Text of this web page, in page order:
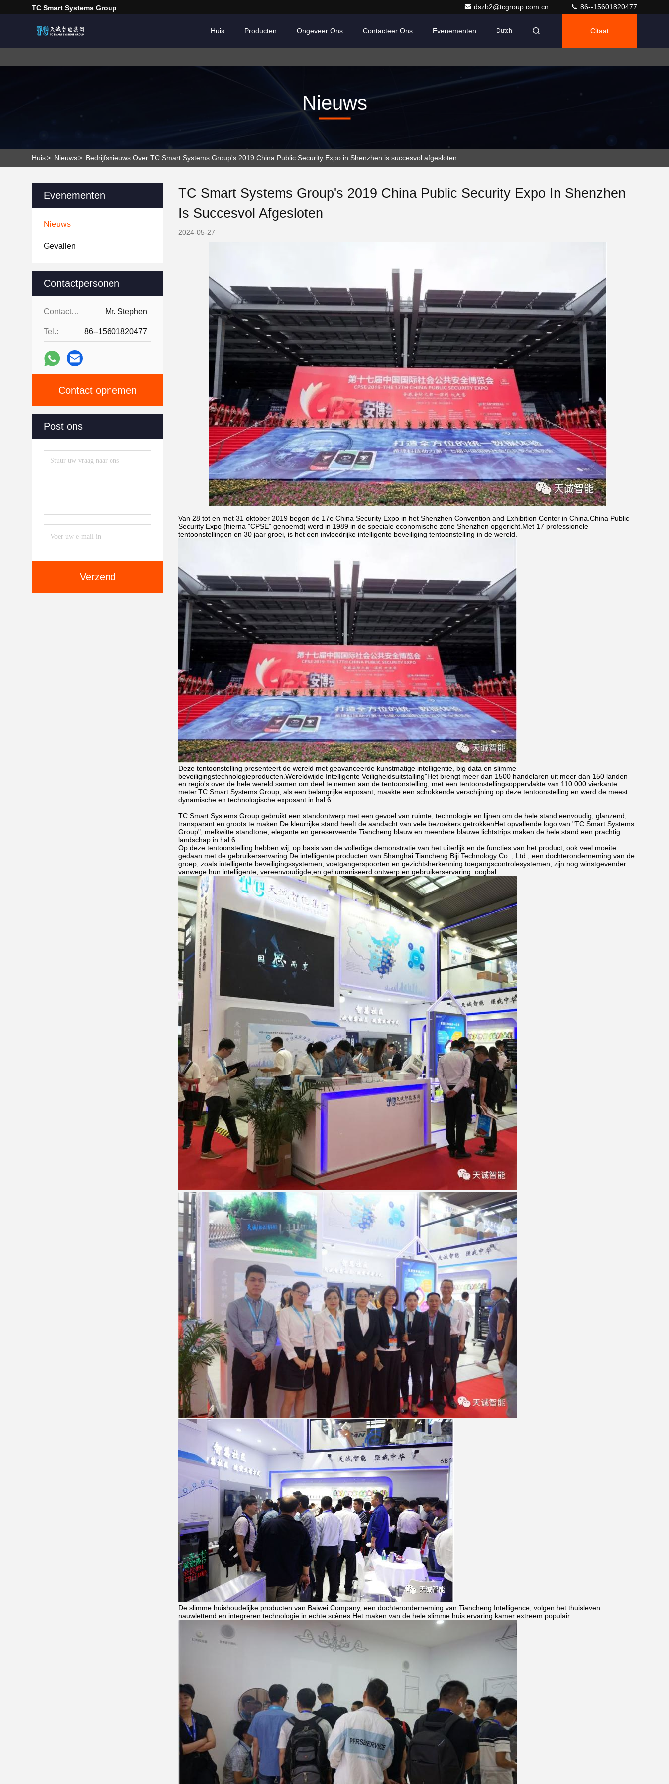
TC Smart Systems Group dszb2@tcgroup.com.cn 86--15601820477
Huis Producten Ongeveer Ons Contacteer Ons Evenementen Dutch Citaat
Nieuws
Huis> Nieuws> Bedrijfsnieuws Over TC Smart Systems Group's 2019 China Public Security Expo in Shenzhen is succesvol afgesloten
Evenementen
Nieuws
Gevallen
Contactpersonen
Contactpersonen: Mr. Stephen
Tel.: 86--15601820477
Contact opnemen
Post ons
Verzend
TC Smart Systems Group's 2019 China Public Security Expo In Shenzhen
Is Succesvol Afgesloten
2024-05-27
Van 28 tot en met 31 oktober 2019 begon de 17e China Security Expo in het Shenzhen Convention and Exhibition Center in China.China Public
Security Expo (hierna "CPSE" genoemd) werd in 1989 in de speciale economische zone Shenzhen opgericht.Met 17 professionele
tentoonstellingen en 30 jaar groei, is het een invloedrijke intelligente beveiliging tentoonstelling in de wereld.
Deze tentoonstelling presenteert de wereld met geavanceerde kunstmatige intelligentie, big data en slimme
beveiligingstechnologieproducten.Wereldwijde Intelligente Veiligheidsuitstalling"Het brengt meer dan 1500 handelaren uit meer dan 150 landen
en regio's over de hele wereld samen om deel te nemen aan de tentoonstelling, met een tentoonstellingsoppervlakte van 110.000 vierkante
meter.TC Smart Systems Group, als een belangrijke exposant, maakte een schokkende verschijning op deze tentoonstelling en werd de meest
dynamische en technologische exposant in hal 6.
TC Smart Systems Group gebruikt een standontwerp met een gevoel van ruimte, technologie en lijnen om de hele stand eenvoudig, glanzend,
transparant en groots te maken.De kleurrijke stand heeft de aandacht van vele bezoekers getrokkenHet opvallende logo van "TC Smart Systems
Group", melkwitte standtone, elegante en gereserveerde Tiancheng blauw en meerdere blauwe lichtstrips maken de hele stand een prachtig
landschap in hal 6.
Op deze tentoonstelling hebben wij, op basis van de volledige demonstratie van het uiterlijk en de functies van het product, ook veel moeite
gedaan met de gebruikerservaring.De intelligente producten van Shanghai Tiancheng Biji Technology Co.., Ltd., een dochteronderneming van de
groep, zoals intelligente beveiligingssystemen, voetgangerspoorten en gezichtsherkenning toegangscontrolesystemen, zijn nog winstgevender
vanwege hun intelligente, vereenvoudigde,en gehumaniseerd ontwerp en gebruikerservaring. oogbal.
De slimme huishoudelijke producten van Baiwei Company, een dochteronderneming van Tiancheng Intelligence, volgen het thuisleven
nauwlettend en integreren technologie in echte scènes.Het maken van de hele slimme huis ervaring kamer extreem populair.